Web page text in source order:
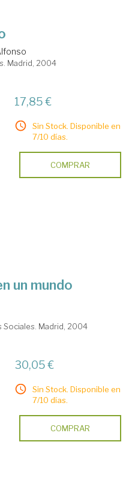
Madrid, 2004
17,85 €
Sin Stock. Disponible en
7/10 días.
COMPRAR
un mundo
Madrid, 2004
30,05 €
Sin Stock. Disponible en
7/10 días.
COMPRAR